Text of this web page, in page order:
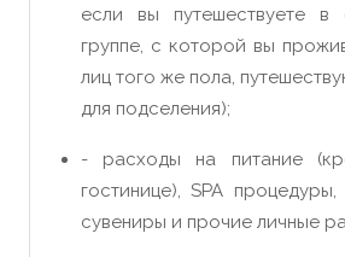
если вы путешествуете в
группе, с которой вы
лиц того же пола,
для подселения);
- расходы на питание
гостинице), SPA
сувениры и прочие личные